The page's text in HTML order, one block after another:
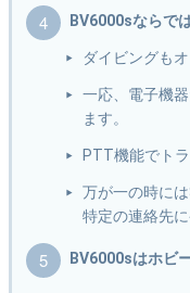
BV6000sならで
ダイビングも
一応、電子機
ます。
PTT機能でト
万が一の時に
特定の連絡先に
BV6000sはホビ